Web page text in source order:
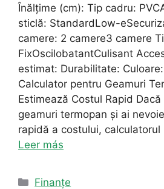
Înălțime (cm): Tip cadru:
sticlă: StandardLow-
camere: 2 camere3 camere
FixOscilobatantCulisant
estimat: Durabilitate:
Calculator pentru Geamuri
Estimează Costul Rapid
geamuri termopan și ai
rapidă a costului,
Leer más
Categorii
Finanțe